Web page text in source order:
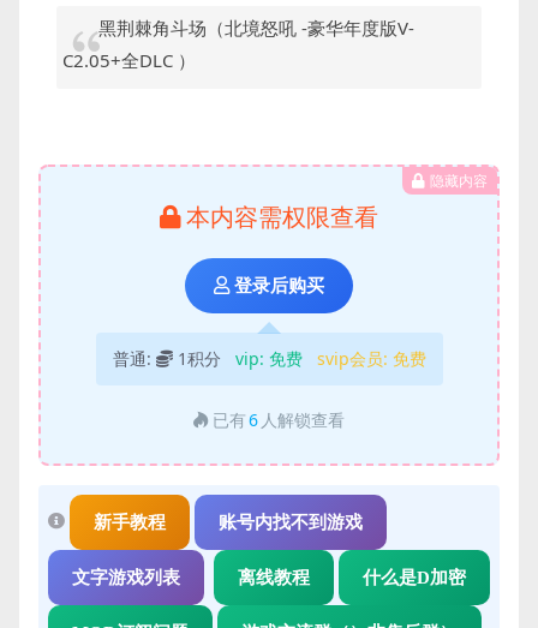
黑荆棘角斗场（北境怒吼 -豪华年度版V-
C2.05+全DLC ）
隐藏内容
本内容需权限查看
登录后购买
普通: 1积分 vip: 免费 svip会员: 免费
已有6 人解锁查看
新手教程 账号内找不到游戏
文字游戏列表 离线教程 什么是D加密